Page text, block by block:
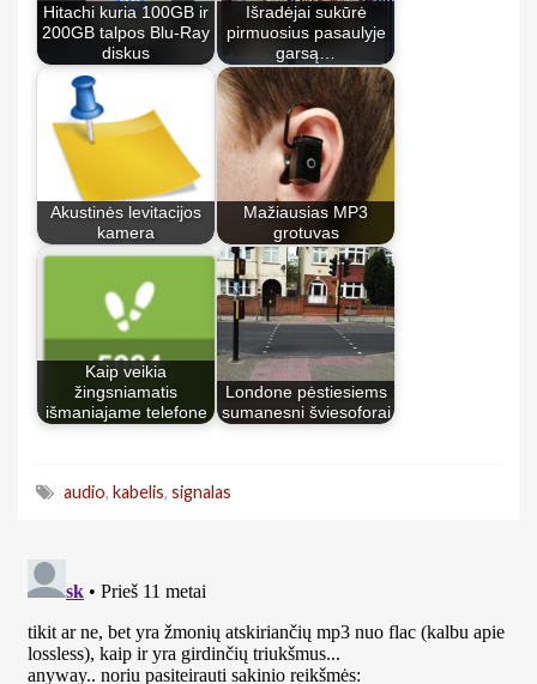
Hitachi kuria 100GB ir
200GB talpos Blu-Ray
diskus
Išradėjai sukūrė
pirmuosius pasaulyje
garsą…
Akustinės levitacijos
kamera
Mažiausias MP3
grotuvas
Kaip veikia
žingsniamatis
išmaniajame telefone
Londone pėstiesiems
sumanesni šviesoforai
audio, kabelis, signalas